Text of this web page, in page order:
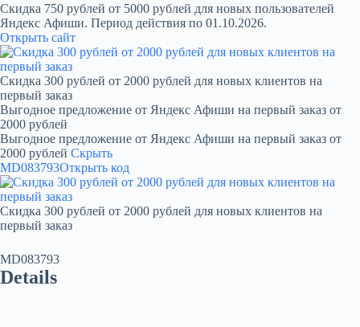
Скидка 750 рублей от 5000 рублей для новых пользователей
Яндекс Афиши. Период действия по 01.10.2026.
Открыть сайт
Скидка 300 рублей от 2000 рублей для новых клиентов на
первый заказ
Выгодное предложение от Яндекс Афиши на первый заказ от
2000 рублей
Выгодное предложение от Яндекс Афиши на первый заказ от
2000 рублей Скрыть
MD083793Открыть код
Скидка 300 рублей от 2000 рублей для новых клиентов на
первый заказ
MD083793
Details